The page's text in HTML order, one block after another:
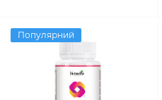
Популярний